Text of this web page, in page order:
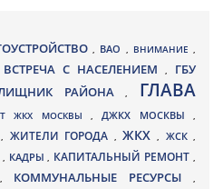
, ВАО , ВНИМАНИЕ ,
ВСТРЕЧА С НАСЕЛЕНИЕМ , ГБУ
РАЙОНА, ГЛАВА
ЖКХ МОСКВЫ ,ДЖКХ МОСКВЫ ,
, ЖИТЕЛИ ГОРОДА , ЖКХ, ЖСК,
, КАДРЫ, КАПИТАЛЬНЫЙ РЕМОНТ ,
, КОММУНАЛЬНЫЕ РЕСУРСЫ,